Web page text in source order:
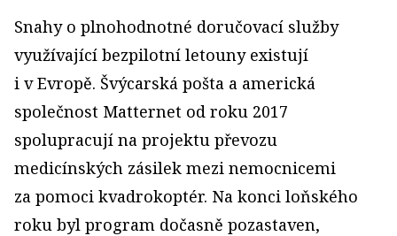
Snahy o plnohodnotné doručovací služby
využívající bezpilotní letouny existují
i v Evropě. Švýcarská pošta a americká
společnost Matternet od roku 2017
spolupracují na projektu převozu
medicínských zásilek mezi nemocnicemi
za pomoci kvadrokoptér. Na konci loňského
roku byl program dočasně pozastaven,